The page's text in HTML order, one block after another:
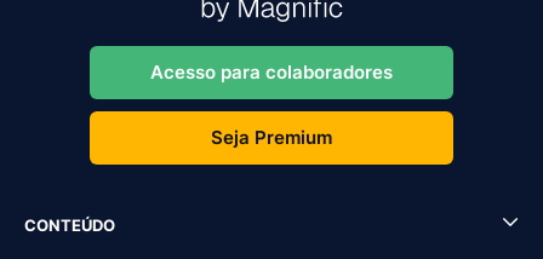
Acesso para colaboradores
Seja Premium
CONTEÚDO